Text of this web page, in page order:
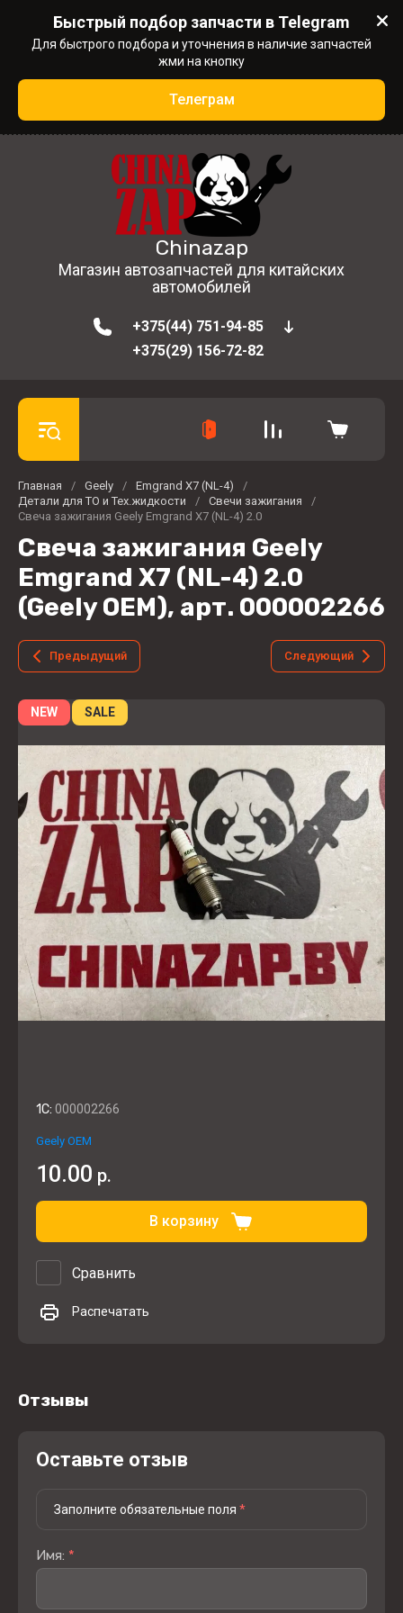
Быстрый подбор запчасти в Telegram
Для быстрого подбора и уточнения в наличие запчастей
жми на кнопку
Телеграм
Chinazap
Магазин автозапчастей для китайских
автомобилей
+375(44) 751-94-85
+375(29) 156-72-82
Главная / Geely / Emgrand X7 (NL-4)
/
Детали для ТО и Тех.жидкости
/ Свечи зажигания
/
Свеча зажигания Geely Emgrand X7 (NL-4) 2.0
Свеча зажигания Geely
Emgrand X7 (NL-4) 2.0
(Geely OEM), арт. 000002266
Предыдущий Следующий
NEW SALE
1C: 000002266
Geely OEM
10.00 р.
В корзину
Сравнить
Распечатать
Отзывы
Оставьте отзыв
Заполните обязательные поля *
Имя: *